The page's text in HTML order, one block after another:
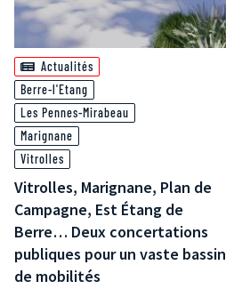
Actualités
Berre-l'Etang
Les Pennes-Mirabeau
Marignane
Vitrolles
Vitrolles, Marignane, Plan de
Campagne, Est Étang de
Berre… Deux concertations
publiques pour un vaste bassin
de mobilités